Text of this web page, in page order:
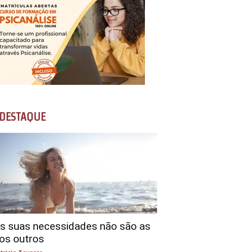
DESTAQUE
suas necessidades não são as
outros